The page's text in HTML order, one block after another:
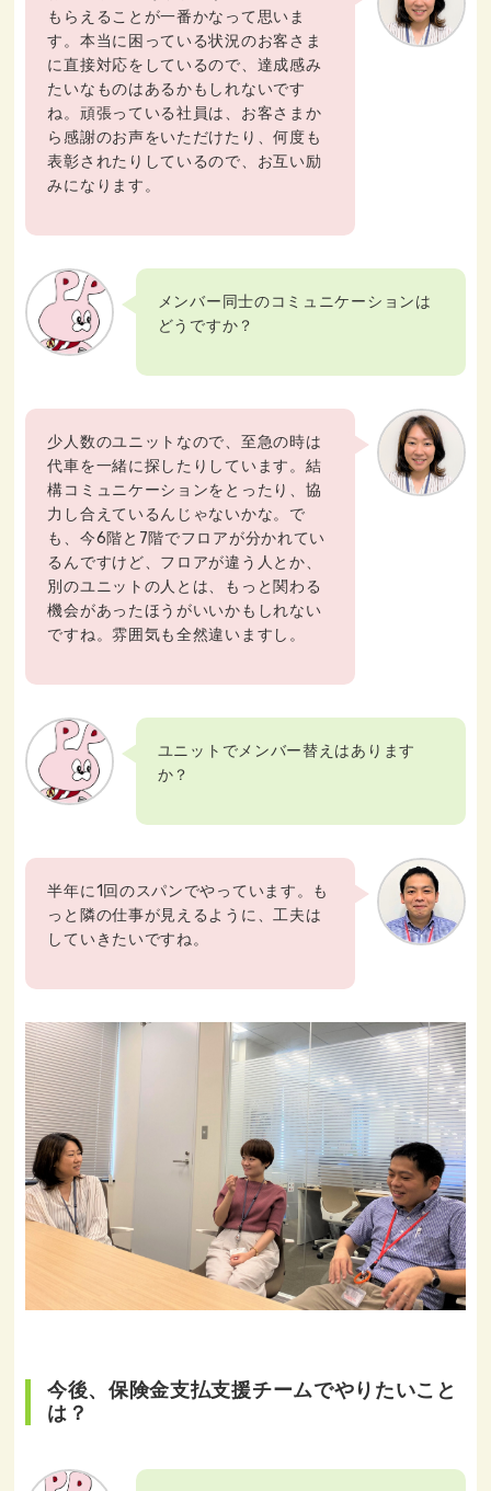
もらえることが一番かなって思いま
す。本当に困っている状況のお客さま
に直接対応をしているので、達成感み
たいなものはあるかもしれないです
ね。頑張っている社員は、お客さまか
ら感謝のお声をいただけたり、何度も
表彰されたりしているので、お互い励
みになります。
メンバー同士のコミュニケーションは
どうですか？
少人数のユニットなので、至急の時は
代車を一緒に探したりしています。結
構コミュニケーションをとったり、協
力し合えているんじゃないかな。で
も、今6階と7階でフロアが分かれてい
るんですけど、フロアが違う人とか、
別のユニットの人とは、もっと関わる
機会があったほうがいいかもしれない
ですね。雰囲気も全然違いますし。
ユニットでメンバー替えはあります
か？
半年に1回のスパンでやっています。も
っと隣の仕事が見えるように、工夫は
していきたいですね。
今後、保険金支払支援チームでやりたいこと
は？